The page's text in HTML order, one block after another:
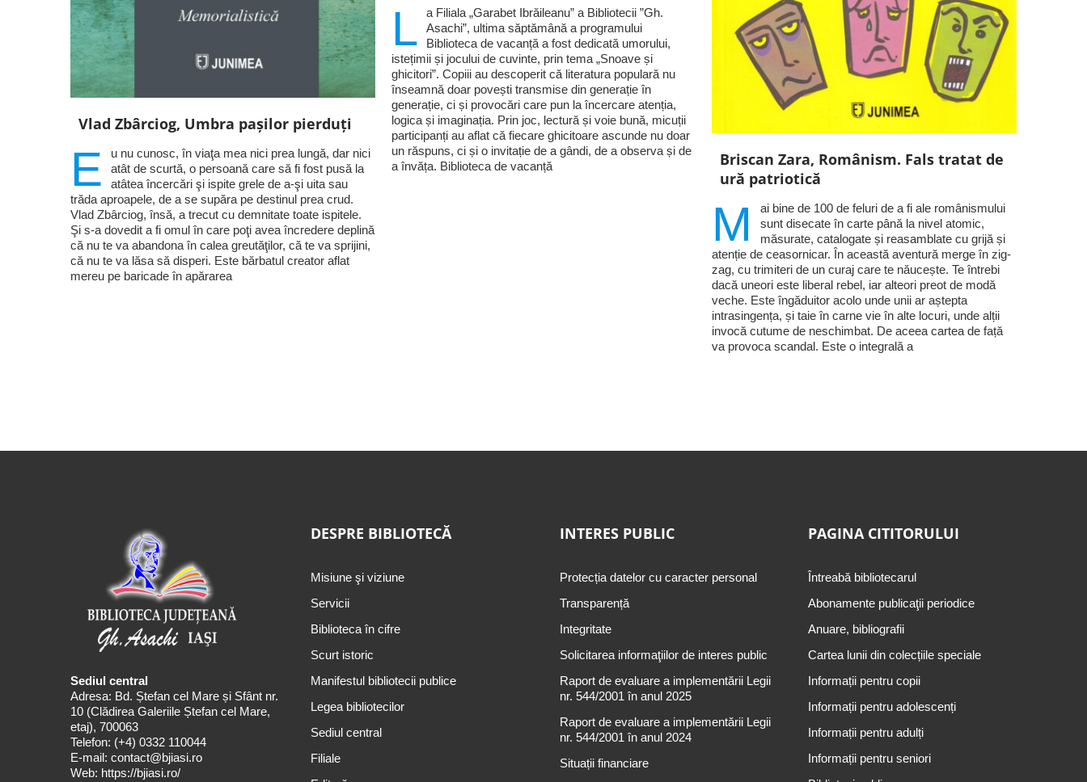
Vlad Zbârciog, Umbra pașilor pierduți
E
u nu cunosc, în viaţa mea nici prea lungă, dar nici
atât de scurtă, o persoană care să fi fost pusă la
atâtea încercări şi ispite grele de a-şi uita sau
trăda aproapele, de a se supăra pe destinul prea crud.
Vlad Zbârciog, însă, a trecut cu demnitate toate ispitele.
Şi s-a dovedit a fi omul în care poţi avea încredere deplină
că nu te va abandona în calea greutăţilor, că te va sprijini,
că nu te va lăsa să disperi. Este bărbatul creator aflat
mereu pe baricade în apărarea
L
a Filiala „Garabet Ibrăileanu” a Bibliotecii ”Gh.
Asachi”, ultima săptămână a programului
Biblioteca de vacanță a fost dedicată umorului,
istețimii și jocului de cuvinte, prin tema „Snoave și
ghicitori”. Copiii au descoperit că literatura populară nu
înseamnă doar povești transmise din generație în
generație, ci și provocări care pun la încercare atenția,
logica și imaginația. Prin joc, lectură și voie bună, micuții
participanți au aflat că fiecare ghicitoare ascunde nu doar
un răspuns, ci și o invitație de a gândi, de a observa și de
a învăța. Biblioteca de vacanță
Briscan Zara, Românism. Fals tratat de
ură patriotică
M
ai bine de 100 de feluri de a fi ale românismului
sunt disecate în carte până la nivel atomic,
măsurate, catalogate și reasamblate cu grijă și
atenție de ceasornicar. În această aventură merge în zig-
zag, cu trimiteri de un curaj care te năucește. Te întrebi
dacă uneori este liberal rebel, iar alteori preot de modă
veche. Este îngăduitor acolo unde unii ar aștepta
intrasingența, și taie în carne vie în alte locuri, unde alții
invocă cutume de neschimbat. De aceea cartea de față
va provoca scandal. Este o integrală a
Sediul central
Adresa: Bd. Ștefan cel Mare și Sfânt nr.
10 (Clădirea Galeriile Ștefan cel Mare,
etaj), 700063
Telefon: (+4) 0332 110044
E-mail: contact@bjiasi.ro
Web: https://bjiasi.ro/
DESPRE BIBLIOTECĂ
Misiune şi viziune
Servicii
Biblioteca în cifre
Scurt istoric
Manifestul bibliotecii publice
Legea bibliotecilor
Sediul central
Filiale
INTERES PUBLIC
Protecția datelor cu caracter personal
Transparență
Integritate
Solicitarea informaţiilor de interes public
Raport de evaluare a implementării Legii
nr. 544/2001 în anul 2025
Raport de evaluare a implementării Legii
nr. 544/2001 în anul 2024
Situații financiare
PAGINA CITITORULUI
Întreabă bibliotecarul
Abonamente publicaţii periodice
Anuare, bibliografii
Cartea lunii din colecțiile speciale
Informații pentru copii
Informații pentru adolescenți
Informații pentru adulți
Informații pentru seniori